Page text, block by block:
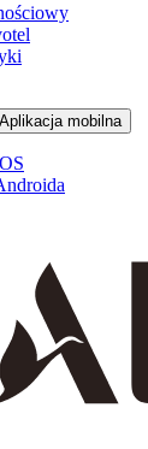
Aplikacja mobilna